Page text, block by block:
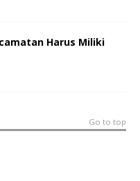
Harus Miliki
Go to top